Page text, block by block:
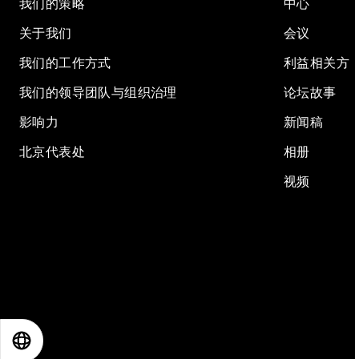
我们的策略
关于我们
我们的工作方式
我们的领导团队与组织治理
影响力
北京代表处
中心
会议
利益相关方
论坛故事
新闻稿
相册
视频